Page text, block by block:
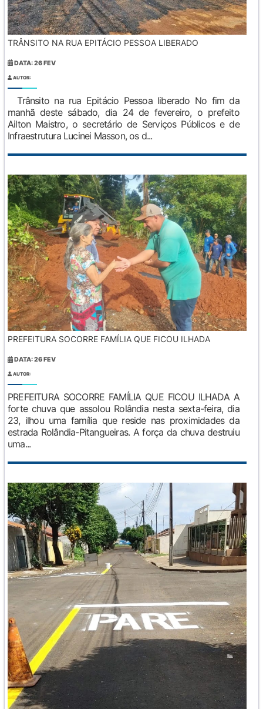
TRÂNSITO NA RUA EPITÁCIO PESSOA LIBERADO
DATA: 26 FEV
AUTOR:
Trânsito na rua Epitácio Pessoa liberado No fim da
manhã deste sábado, dia 24 de fevereiro, o prefeito
Ailton Maistro, o secretário de Serviços Públicos e de
Infraestrutura Lucinei Masson, os d...
PREFEITURA SOCORRE FAMÍLIA QUE FICOU ILHADA
DATA: 26 FEV
AUTOR:
PREFEITURA SOCORRE FAMÍLIA QUE FICOU ILHADA A
forte chuva que assolou Rolândia nesta sexta-feira, dia
23, ilhou uma família que reside nas proximidades da
estrada Rolândia-Pitangueiras. A força da chuva destruiu
uma...